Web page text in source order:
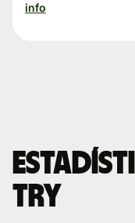
info
TRY